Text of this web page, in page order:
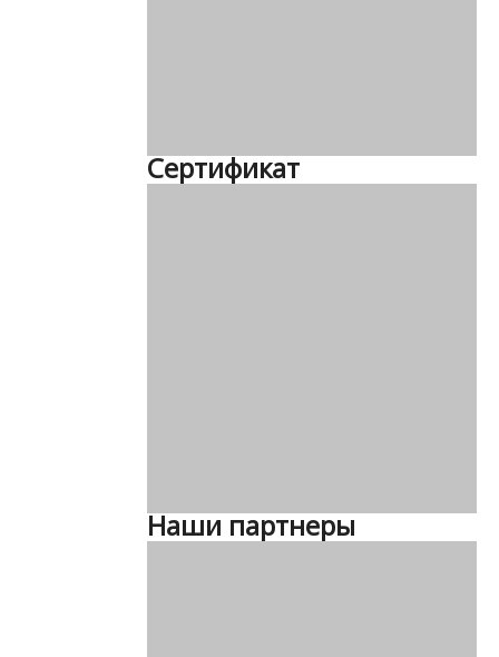
Сертификат
Наши партнеры